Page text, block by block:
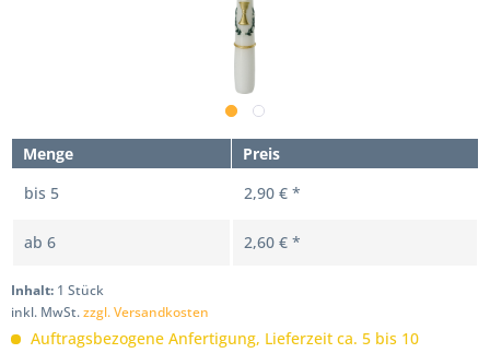
Menge
Preis
bis 5 2,90 € *
ab 6 2,60 € *
Inhalt: 1 Stück
inkl. MwSt.zzgl. Versandkosten
Auftragsbezogene Anfertigung, Lieferzeit ca. 5 bis 10